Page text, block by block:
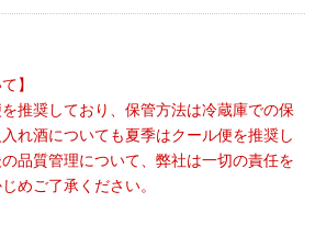
】
推奨しており、保管方法は冷蔵庫での保
れ酒についても夏季はクール便を推奨し
品質管理について、弊社は一切の責任を
めご了承ください。